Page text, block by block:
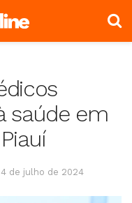
saúde em
4 de julho de 2024